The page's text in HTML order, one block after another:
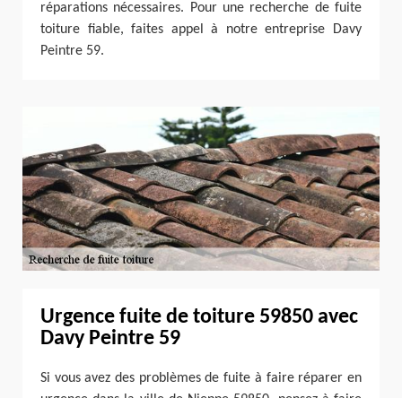
réparations nécessaires. Pour une recherche de fuite
toiture fiable, faites appel à notre entreprise Davy
Peintre 59.
Urgence fuite de toiture 59850 avec
Davy Peintre 59
Si vous avez des problèmes de fuite à faire réparer en